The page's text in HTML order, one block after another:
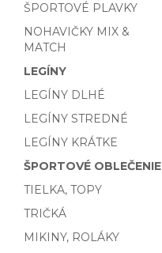
ŠPORTOVÉ PLAVKY
NOHAVIČKY MIX &
MATCH
LEGÍNY
LEGÍNY DLHÉ
LEGÍNY STREDNÉ
LEGÍNY KRÁTKE
ŠPORTOVÉ OBLEČENIE
TIELKA, TOPY
TRIČKÁ
MIKINY, ROLÁKY